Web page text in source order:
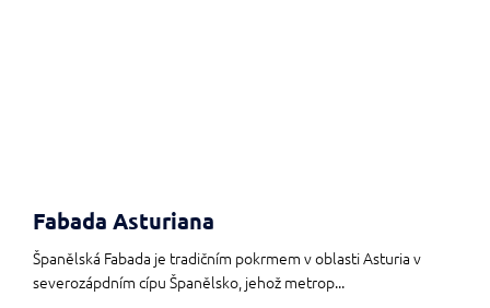
Fabada Asturiana
Španělská Fabada je tradičním pokrmem v oblasti Asturia v
severozápdním cípu Španělsko, jehož metrop...